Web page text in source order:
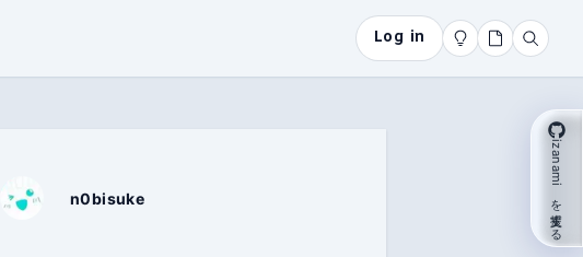
Log in
n0bisuke izanami を支援する